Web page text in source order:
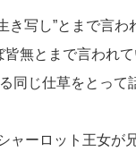
き写し”とまで言
皆無とまで言われ
同じ仕草をとって
ャーロット王女が